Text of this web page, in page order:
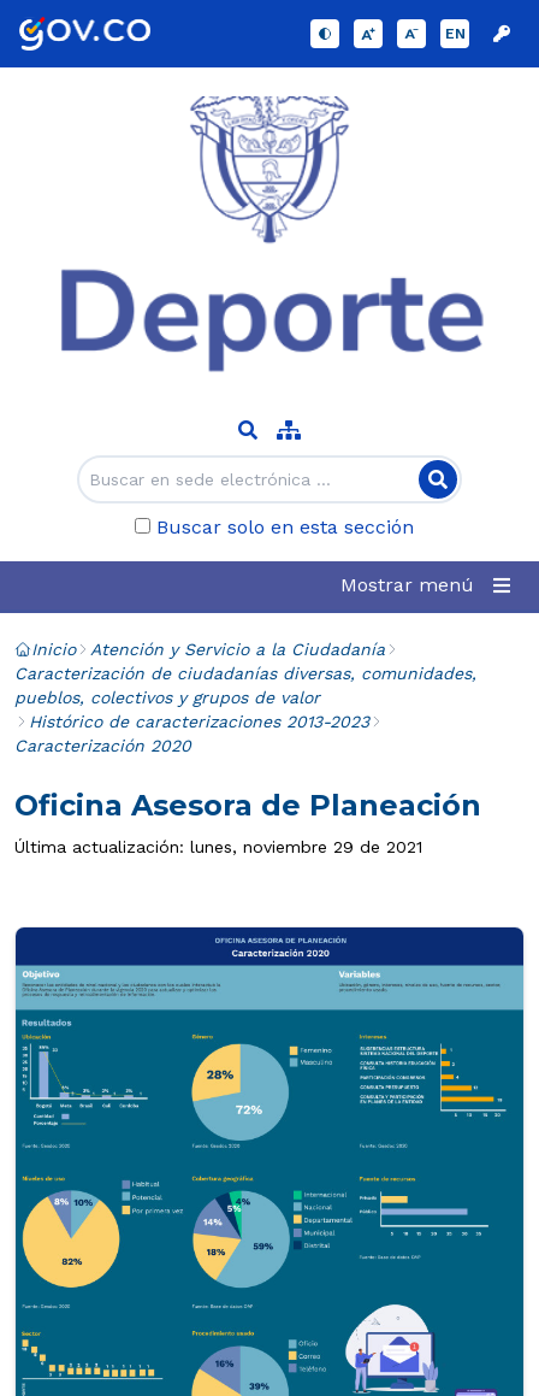
EN
Buscar solo en esta sección
Mostrar menú
Inicio
Atención y Servicio a la Ciudadanía
Caracterización de ciudadanías diversas, comunidades,
pueblos, colectivos y grupos de valor
Histórico de caracterizaciones 2013-2023
Caracterización 2020
Oficina Asesora de Planeación
Última actualización: lunes, noviembre 29 de 2021